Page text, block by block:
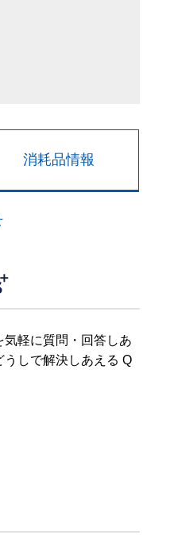
消耗品情報
軽に質問・回答しあ
しで解決しあえる Q